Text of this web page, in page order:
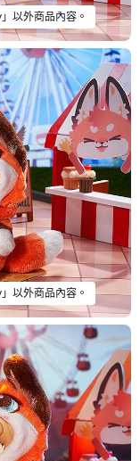
以外商品內容。
以外商品內容。